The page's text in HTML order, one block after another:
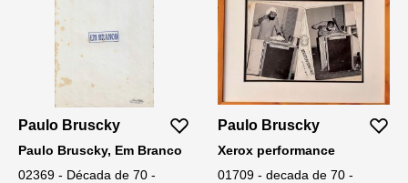
Paulo Bruscky
Paulo Bruscky, Em Branco
02369 - Década de 70 -
Paulo Bruscky
Xerox performance
01709 - decada de 70 -